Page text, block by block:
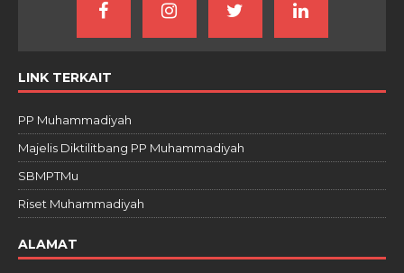
LINK TERKAIT
PP Muhammadiyah
Majelis Diktilitbang PP Muhammadiyah
SBMPTMu
Riset Muhammadiyah
ALAMAT